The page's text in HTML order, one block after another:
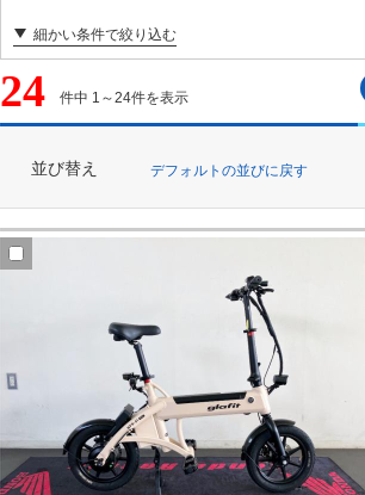
細かい条件で絞り込む
24 件中 1～24件を表示
並び替え デフォルトの並びに戻す